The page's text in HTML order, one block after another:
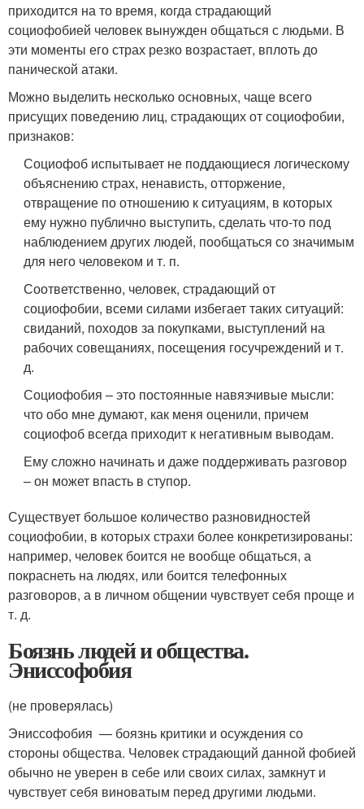
приходится на то время, когда страдающий
социофобией человек вынужден общаться с людьми. В
эти моменты его страх резко возрастает, вплоть до
панической атаки.
Можно выделить несколько основных, чаще всего
присущих поведению лиц, страдающих от социофобии,
признаков:
Социофоб испытывает не поддающиеся логическому
объяснению страх, ненависть, отторжение,
отвращение по отношению к ситуациям, в которых
ему нужно публично выступить, сделать что-то под
наблюдением других людей, пообщаться со значимым
для него человеком и т. п.
Соответственно, человек, страдающий от
социофобии, всеми силами избегает таких ситуаций:
свиданий, походов за покупками, выступлений на
рабочих совещаниях, посещения госучреждений и т.
д.
Социофобия – это постоянные навязчивые мысли:
что обо мне думают, как меня оценили, причем
социофоб всегда приходит к негативным выводам.
Ему сложно начинать и даже поддерживать разговор
– он может впасть в ступор.
Существует большое количество разновидностей
социофобии, в которых страхи более конкретизированы:
например, человек боится не вообще общаться, а
покраснеть на людях, или боится телефонных
разговоров, а в личном общении чувствует себя проще и
т. д.
Боязнь людей и общества.
Эниссофобия
(не проверялась)
Эниссофобия — боязнь критики и осуждения со
стороны общества. Человек страдающий данной фобией
обычно не уверен в себе или своих силах, замкнут и
чувствует себя виноватым перед другими людьми.